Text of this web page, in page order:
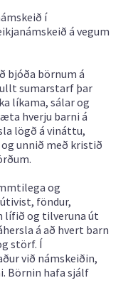
í
á vegum
bjóða börnum á
sumarstarf þar
líkama, sálar og
hverju barni á
lögð á vináttu,
unnið með kristið
og
föndur,
lífið og tilveruna út
á að hvert barn
störf. Í
við námskeiðin,
Börnin hafa sjálf